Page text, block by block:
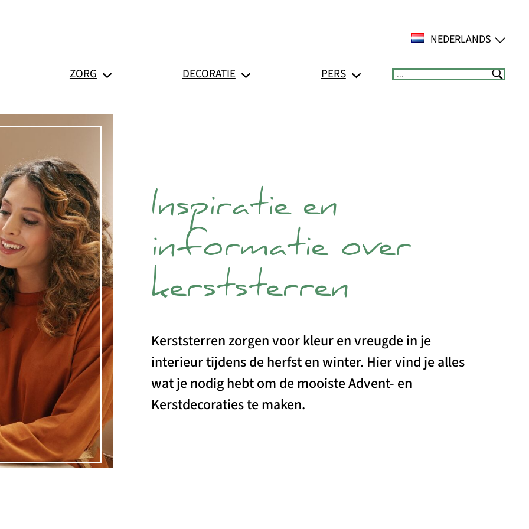
NEDERLANDS
ZORG DECORATIE PERS Suchen
Inspiratie en
informatie over
kerststerren
Kerststerren zorgen voor kleur en vreugde in je
interieur tijdens de herfst en winter. Hier vind je alles
wat je nodig hebt om de mooiste Advent- en
Kerstdecoraties te maken.